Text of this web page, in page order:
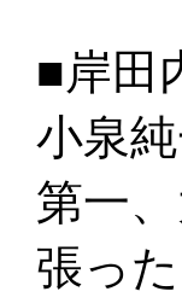
■岸田
小泉
第一
張っ